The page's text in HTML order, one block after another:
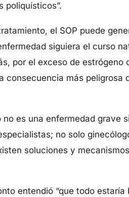
poliquísticos”.
el SOP puede
siguiera el curso
por el exceso de estrógeno
consecuencia más peligrosa
es una enfermedad grave
no solo
soluciones y
entendió “que todo